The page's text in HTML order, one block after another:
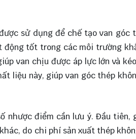
sử dụng để chế tạo van góc
động tốt trong các môi trường
van chịu được áp lực lớn và
liệu này, giúp van góc thép
nhược điểm cần lưu ý. Đầu tiên,
do chi phí sản xuất thép